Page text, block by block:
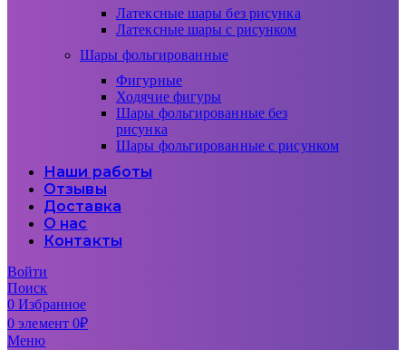
Латексные шары без рисунка
Латексные шары с рисунком
Шары фольгированные
Фигурные
Ходячие фигуры
Шары фольгированные без
рисунка
Шары фольгированные с рисунком
Наши работы
Отзывы
Доставка
О нас
Контакты
Войти
Поиск
0Избранное
0элемент 0₽
Меню